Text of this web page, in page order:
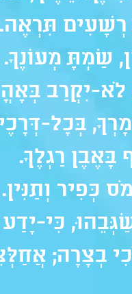
רְשָׁעִים תִּרְאֶה.
שַׂמְתָּ מְעוֹנֶךָ.
לֹא-יִקְרַב
בְּכָל-
בָּאֶבֶן רַגְלֶךָ.
כְּפִיר וְתַנִּין.
כִּי-
בְצָרָה;